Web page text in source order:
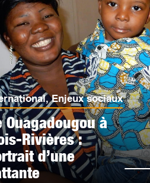
,Enjeux sociaux
Ouagadougou à
Rivières :
d’une